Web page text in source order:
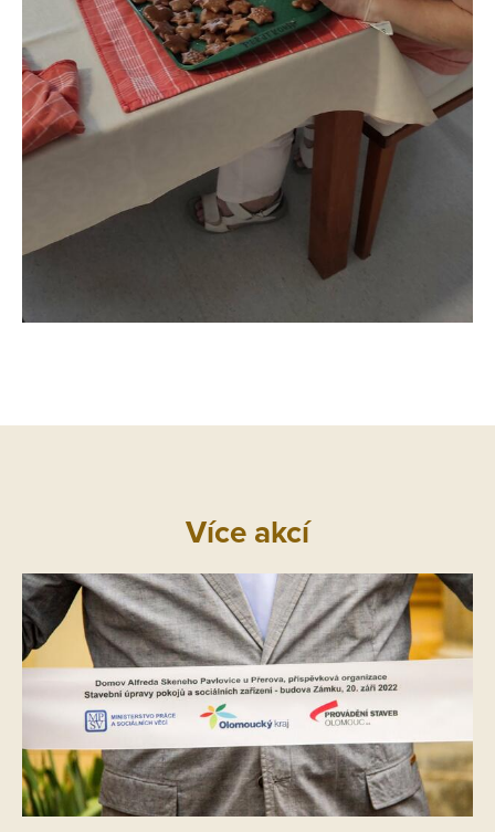
Více akcí